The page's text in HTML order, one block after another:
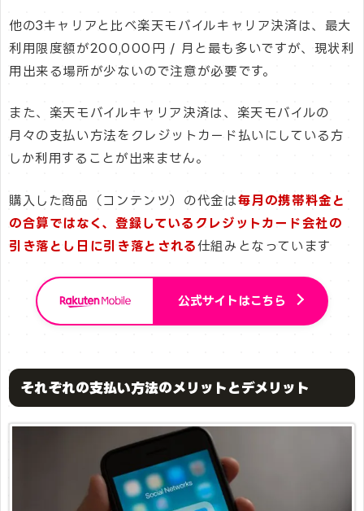
他の3キャリアと比べ楽天モバイルキャリア決済は、最大
利用限度額が200,000円 / 月と最も多いですが、現状利
用出来る場所が少ないので注意が必要です。
また、楽天モバイルキャリア決済は、楽天モバイルの
月々の支払い方法をクレジットカード払いにしている方
しか利用することが出来ません。
購入した商品（コンテンツ）の代金は毎月の携帯料金と
の合算ではなく、登録しているクレジットカード会社の
引き落とし日に引き落とされる仕組みとなっています
公式サイトはこちら
それぞれの支払い方法のメリットとデメリット